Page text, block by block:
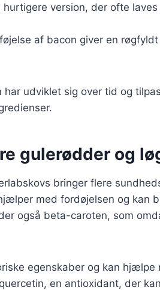
hurtigere version, der ofte
af bacon giver en
udviklet sig over tid og
gulerødder og
bringer flere
med fordøjelsen og kan
også beta-caroten, som
egenskaber og kan hjælpe
en antioxidant, der